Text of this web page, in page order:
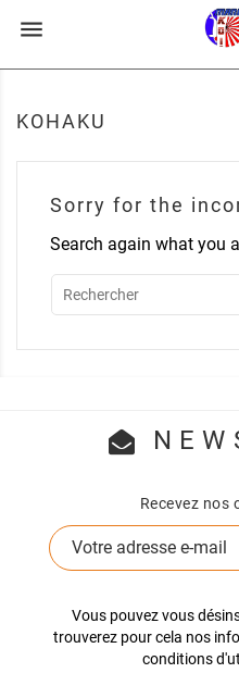

KOHAKU
Sorry for the
Search again what you
Recevez nos
Vous pouvez vous
trouverez pour cela nos
conditions